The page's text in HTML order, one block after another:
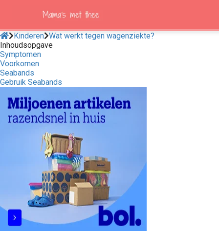
Kinderen Wat werkt tegen wagenziekte?
Inhoudsopgave
Symptomen
Voorkomen
Seabands
Gebruik Seabands